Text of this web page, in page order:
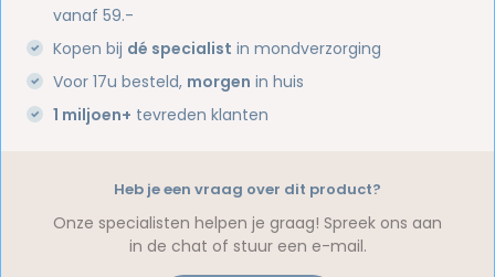
vanaf 59.-
Kopen bij dé specialist in mondverzorging
Voor 17u besteld, morgen in huis
1 miljoen+ tevreden klanten
Heb je een vraag over dit product?
Onze specialisten helpen je graag! Spreek ons aan
in de chat of stuur een e-mail.